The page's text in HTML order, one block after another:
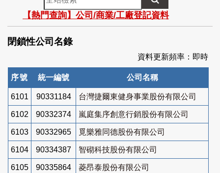
站
檢
索
【熱門查詢】公司/商業/工廠登記資料
閉鎖性公司名錄
資料更新頻率：即時
序號 統一編號 公司名稱
6101 90331184 台灣捷爾東健身事業股份有限公司
6102 90332374 嵐庭集序創意行銷股份有限公司
6103 90332965 覓樂雅同德股份有限公司
6104 90334387 智砌科技股份有限公司
6105 90335864 菱昂泰股份有限公司